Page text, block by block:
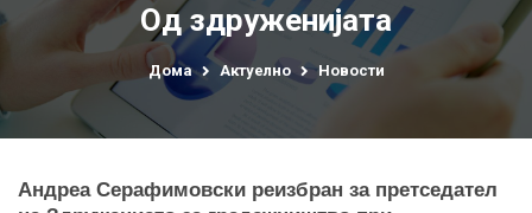
Од здруженијата
Дома Актуелно Новости
Андреа Серафимовски реизбран за претседател